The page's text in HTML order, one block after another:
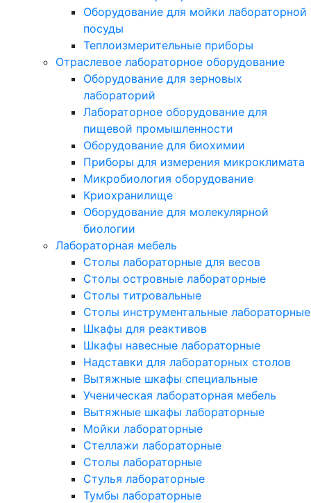
Оборудование для мойки лабораторной
посуды
Теплоизмерительные приборы
Отраслевое лабораторное оборудование
Оборудование для зерновых
лабораторий
Лабораторное оборудование для
пищевой промышленности
Оборудование для биохимии
Приборы для измерения микроклимата
Микробиология оборудование
Криохранилище
Оборудование для молекулярной
биологии
Лабораторная мебель
Столы лабораторные для весов
Столы островные лабораторные
Столы титровальные
Столы инструментальные лабораторные
Шкафы для реактивов
Шкафы навесные лабораторные
Надставки для лабораторных столов
Вытяжные шкафы специальные
Ученическая лабораторная мебель
Вытяжные шкафы лабораторные
Мойки лабораторные
Стеллажи лабораторные
Столы лабораторные
Стулья лабораторные
Тумбы лабораторные